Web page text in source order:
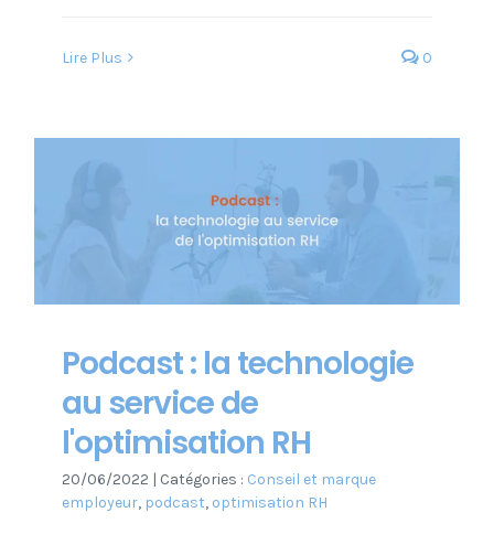
Lire Plus 0
Podcast : la technologie
au service de
l'optimisation RH
20/06/2022 | Catégories : Conseil et marque
employeur, podcast, optimisation RH